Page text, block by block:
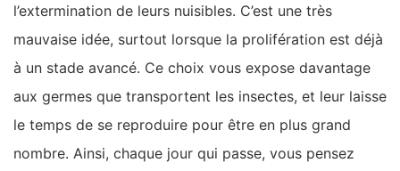
l’extermination de leurs nuisibles. C’est une très
mauvaise idée, surtout lorsque la prolifération est déjà
à un stade avancé. Ce choix vous expose davantage
aux germes que transportent les insectes, et leur laisse
le temps de se reproduire pour être en plus grand
nombre. Ainsi, chaque jour qui passe, vous pensez